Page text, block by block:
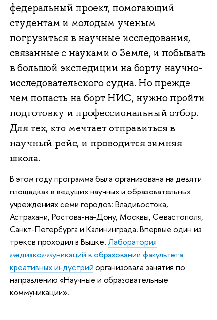
федеральный проект, помогающий
студентам и молодым ученым
погрузиться в научные исследования,
связанные с науками о Земле, и побывать
в большой экспедиции на борту научно-
исследовательского судна. Но прежде
чем попасть на борт НИС, нужно пройти
подготовку и профессиональный отбор.
Для тех, кто мечтает отправиться в
научный рейс, и проводится зимняя
школа.
В этом году программа была организована на девяти
площадках в ведущих научных и образовательных
учреждениях семи городов: Владивостока,
Астрахани, Ростова-на-Дону, Москвы, Севастополя,
Санкт-Петербурга и Калининграда. Впервые один из
треков проходил в Вышке. Лаборатория
медиакоммуникаций в образовании факультета
креативных индустрий организовала занятия по
направлению «Научные и образовательные
коммуникации».